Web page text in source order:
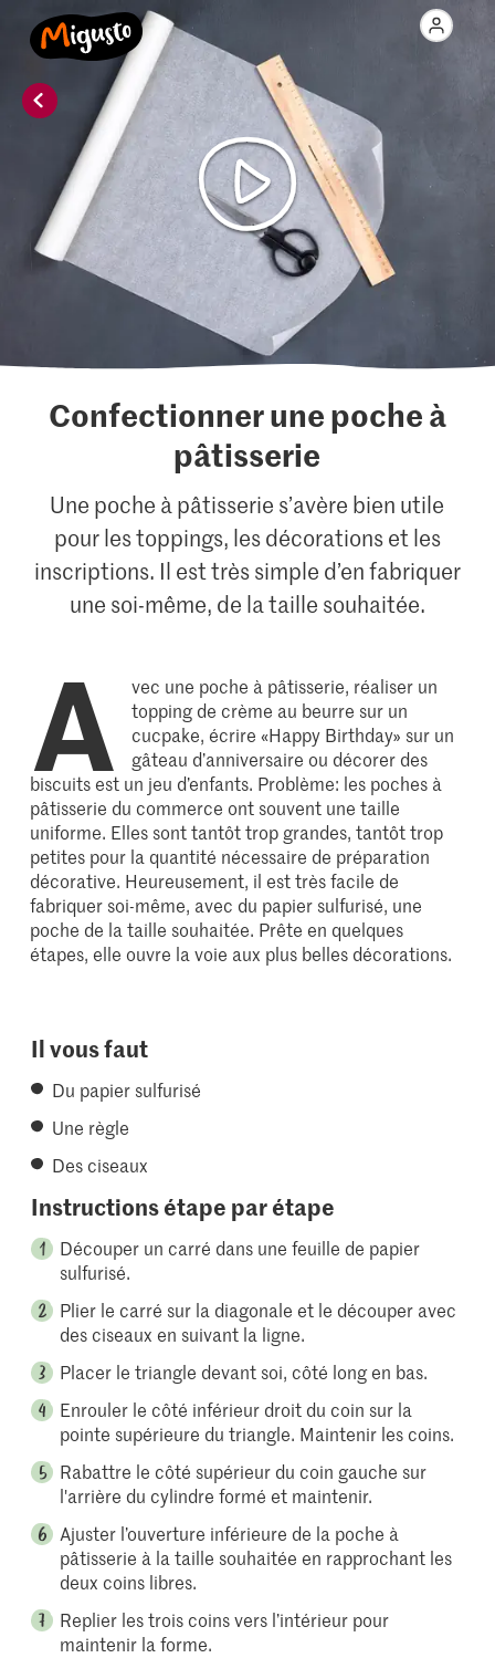
Confectionner une poche à
pâtisserie
Une poche à pâtisserie s’avère bien utile
pour les toppings, les décorations et les
inscriptions. Il est très simple d’en fabriquer
une soi-même, de la taille souhaitée.
A
vec une poche à pâtisserie, réaliser un
topping de crème au beurre sur un
cucpake, écrire «Happy Birthday» sur un
gâteau d’anniversaire ou décorer des
biscuits est un jeu d’enfants. Problème: les poches à
pâtisserie du commerce ont souvent une taille
uniforme. Elles sont tantôt trop grandes, tantôt trop
petites pour la quantité nécessaire de préparation
décorative. Heureusement, il est très facile de
fabriquer soi-même, avec du papier sulfurisé, une
poche de la taille souhaitée. Prête en quelques
étapes, elle ouvre la voie aux plus belles décorations.
Il vous faut
Du papier sulfurisé
Une règle
Des ciseaux
Instructions étape par étape
Découper un carré dans une feuille de papier
sulfurisé.
Plier le carré sur la diagonale et le découper avec
des ciseaux en suivant la ligne.
Placer le triangle devant soi, côté long en bas.
Enrouler le côté inférieur droit du coin sur la
pointe supérieure du triangle. Maintenir les coins.
Rabattre le côté supérieur du coin gauche sur
l'arrière du cylindre formé et maintenir.
Ajuster l’ouverture inférieure de la poche à
pâtisserie à la taille souhaitée en rapprochant les
deux coins libres.
Replier les trois coins vers l’intérieur pour
maintenir la forme.